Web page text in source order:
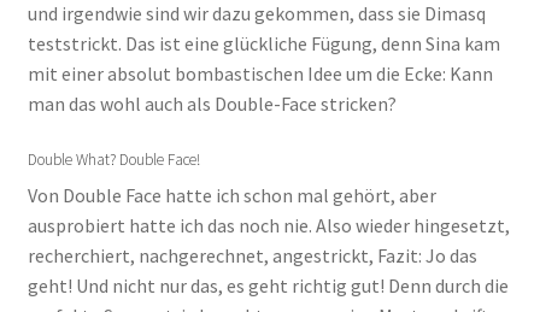
und irgendwie sind wir dazu gekommen, dass sie Dimasq
teststrickt. Das ist eine glückliche Fügung, denn Sina kam
mit einer absolut bombastischen Idee um die Ecke: Kann
man das wohl auch als Double-Face stricken?
Double What? Double Face!
Von Double Face hatte ich schon mal gehört, aber
ausprobiert hatte ich das noch nie. Also wieder hingesetzt,
recherchiert, nachgerechnet, angestrickt, Fazit: Jo das
geht! Und nicht nur das, es geht richtig gut! Denn durch die